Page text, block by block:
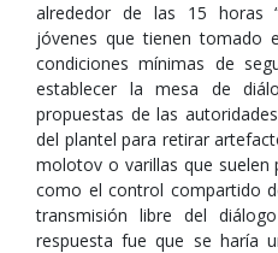
alrededor de las 15 horas
jóvenes que tienen tomado
condiciones mínimas de
establecer la mesa de
propuestas de las
del plantel para retirar
molotov o varillas que suelen
como el control compartido
transmisión libre del
respuesta fue que se haría